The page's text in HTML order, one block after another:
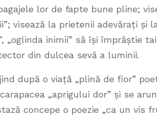
lor de fapte bune pline;
visează la prietenii adevărați și
„oglinda inimii” să își împrăștie
din dulcea sevă a luminii.
după o viață „plină de fior”
„aprigului dor” și se
concepe o poezie „ca un vis